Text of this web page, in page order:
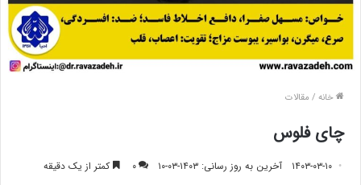
خانه / مقالات
چای فلوس
۱۴۰۳-۰۳-۱۰ آخرین به روز رسانی: ۱۴۰۳-۰۳-۱۰ ۰ کمتر از یک دقیقه